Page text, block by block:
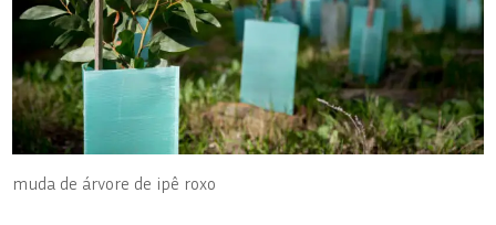
muda de árvore de ipê roxo